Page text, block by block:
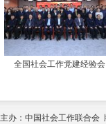
全国社会工作党建经验会
主办：中国社会工作联合会